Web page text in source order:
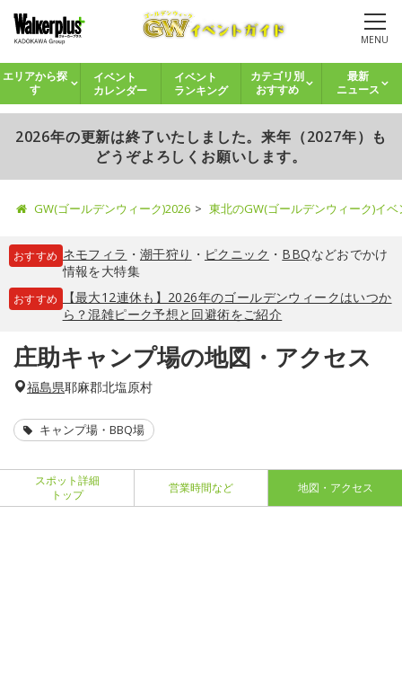
MENU
エリアから探
す
イベント
カレンダー
イベント
ランキング
カテゴリ別
おすすめ
最新
ニュース
2026年の更新は終了いたしました。来年（2027年）も
どうぞよろしくお願いします。
GW(ゴールデンウィーク)2026 東北のGW(ゴールデンウィーク)イ
おすすめ ネモフィラ ・ 潮干狩り ・ ピクニック ・ BBQなどおでかけ
情報を大特集
おすすめ
【最大12連休も】2026年のゴールデンウィークはいつか
ら？混雑ピーク予想と回避術をご紹介
庄助キャンプ場の地図・アクセス
福島県耶麻郡北塩原村
キャンプ場・BBQ場
スポット詳細
トップ
営業時間など 地図・アクセス